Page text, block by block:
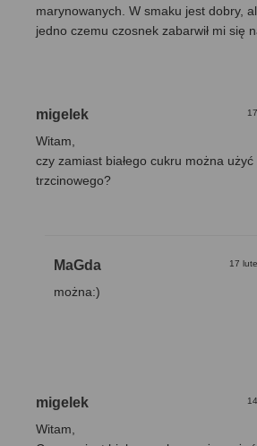
marynowanych. W smaku jest dobry,
jedno czemu czosnek zabarwił mi się
migelek
Witam,
czy zamiast białego cukru można użyć
trzcinowego?
MaGda 17
można:)
migelek
Witam,